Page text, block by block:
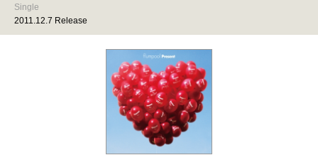
Single
2011.12.7 Release